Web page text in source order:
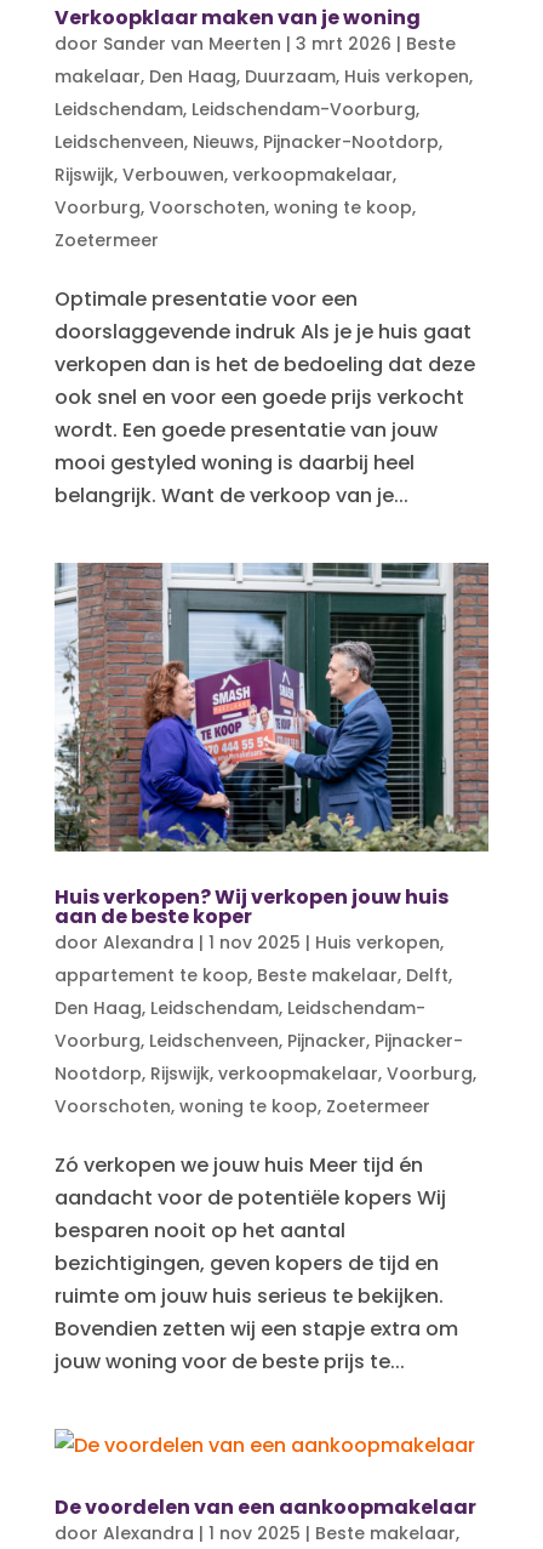
Verkoopklaar maken van je woning
door Sander van Meerten | 3 mrt 2026 | Beste
makelaar, Den Haag, Duurzaam, Huis verkopen,
Leidschendam, Leidschendam-Voorburg,
Leidschenveen, Nieuws, Pijnacker-Nootdorp,
Rijswijk, Verbouwen, verkoopmakelaar,
Voorburg, Voorschoten, woning te koop,
Zoetermeer
Optimale presentatie voor een
doorslaggevende indruk Als je je huis gaat
verkopen dan is het de bedoeling dat deze
ook snel en voor een goede prijs verkocht
wordt. Een goede presentatie van jouw
mooi gestyled woning is daarbij heel
belangrijk. Want de verkoop van je...
Huis verkopen? Wij verkopen jouw huis
aan de beste koper
door Alexandra | 1 nov 2025 | Huis verkopen,
appartement te koop, Beste makelaar, Delft,
Den Haag, Leidschendam, Leidschendam-
Voorburg, Leidschenveen, Pijnacker, Pijnacker-
Nootdorp, Rijswijk, verkoopmakelaar, Voorburg,
Voorschoten, woning te koop, Zoetermeer
Zó verkopen we jouw huis Meer tijd én
aandacht voor de potentiële kopers Wij
besparen nooit op het aantal
bezichtigingen, geven kopers de tijd en
ruimte om jouw huis serieus te bekijken.
Bovendien zetten wij een stapje extra om
jouw woning voor de beste prijs te...
De voordelen van een aankoopmakelaar
door Alexandra | 1 nov 2025 | Beste makelaar,